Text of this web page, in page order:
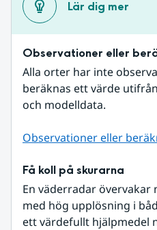
Lär dig mer
Observationer eller
Alla orter har inte
beräknas ett värde
och modelldata.
Observationer eller
Få koll på skurarna
En väderradar
med hög upplösning i
ett värdefullt hjälpmedel